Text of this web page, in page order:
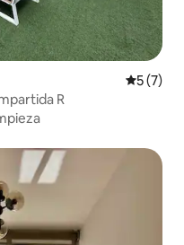
5 (7)
R